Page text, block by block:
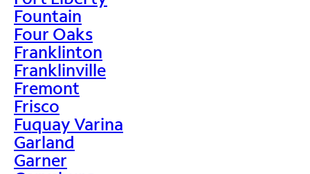
Fountain
Four Oaks
Franklinton
Franklinville
Fremont
Frisco
Fuquay Varina
Garland
Garner